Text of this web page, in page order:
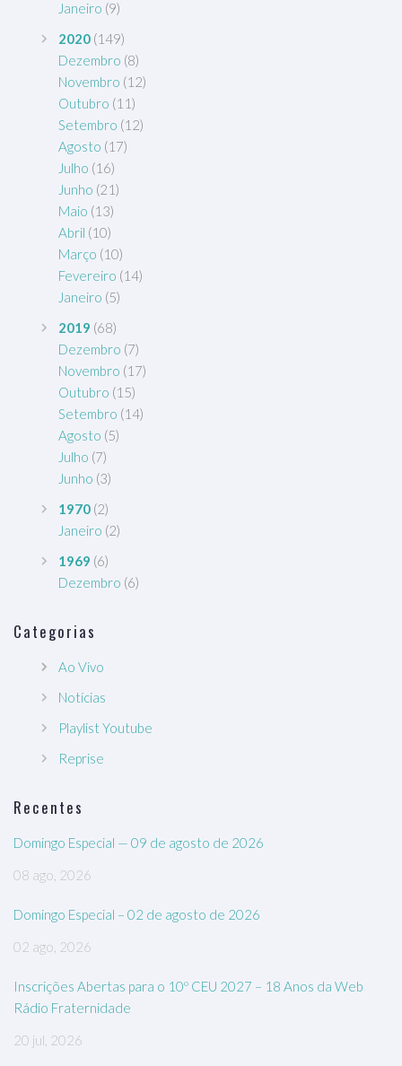
Janeiro (9)
2020 (149)
Dezembro (8)
Novembro (12)
Outubro (11)
Setembro (12)
Agosto (17)
Julho (16)
Junho (21)
Maio (13)
Abril (10)
Março (10)
Fevereiro (14)
Janeiro (5)
2019 (68)
Dezembro (7)
Novembro (17)
Outubro (15)
Setembro (14)
Agosto (5)
Julho (7)
Junho (3)
1970 (2)
Janeiro (2)
1969 (6)
Dezembro (6)
Categorias
Ao Vivo
Notícias
Playlist Youtube
Reprise
Recentes
Domingo Especial — 09 de agosto de 2026
08 ago, 2026
Domingo Especial – 02 de agosto de 2026
02 ago, 2026
Inscrições Abertas para o 10º CEU 2027 – 18 Anos da Web
Rádio Fraternidade
20 jul, 2026